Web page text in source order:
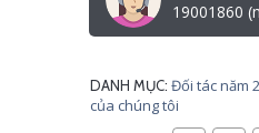
19001860
DANH MỤC: Đối tác năm
của chúng tôi